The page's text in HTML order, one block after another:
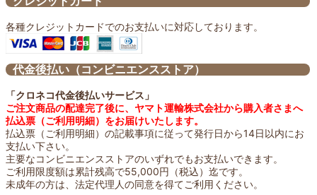
各種クレジットカードでのお支払いに対応しております。
代金後払い（コンビニエンスストア）
「クロネコ代金後払いサービス」
ご注文商品の配達完了後に、ヤマト運輸株式会社から購入者さまへ
払込票（ご利用明細）をお届けいたします。
払込票（ご利用明細）の記載事項に従って発行日から14日以内にお
支払い下さい。
主要なコンビニエンスストアのいずれでもお支払いできます。
ご利用限度額は累計残高で55,000円（税込）迄です。
未成年の方は、法定代理人の同意を得てご利用ください。